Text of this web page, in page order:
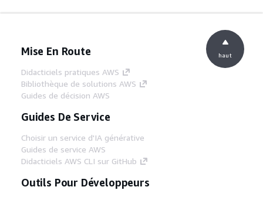
Mise En Route
Didacticiels pratiques AWS
Bibliothèque de solutions AWS
Guides de décision AWS
Guides De Service
Choisir un service d'IA générative
Guides de service AWS
Didacticiels AWS CLI sur GitHub
Outils Pour Développeurs
haut